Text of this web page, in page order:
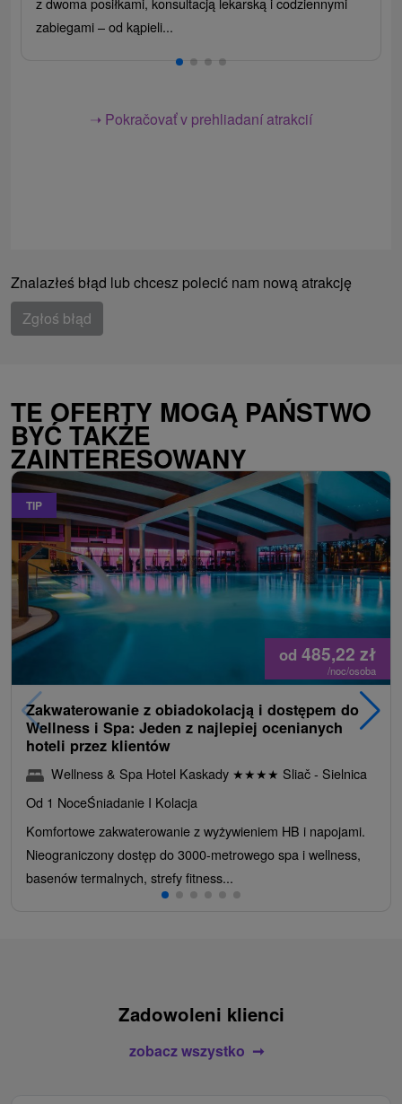
zabiegami – od kąpieli...
➝ Pokračovať v prehliadaní atrakcií
Znalazłeś błąd lub chcesz polecić nam nową atrakcję
Zgłoś błąd
TE OFERTY MOGĄ PAŃSTWO
BYĆ TAKŻE
ZAINTERESOWANY
TIP
od 485,22 zł
/noc/osoba
Zakwaterowanie z obiadokolacją i dostępem do
Wellness i Spa: Jeden z najlepiej ocenianych
hoteli przez klientów
Wellness & Spa Hotel Kaskady ★★★★ Sliač - Sielnica
Od 1 NoceŚniadanie I Kolacja
Komfortowe zakwaterowanie z wyżywieniem HB i napojami.
Nieograniczony dostęp do 3000-metrowego spa i wellness,
basenów termalnych, strefy fitness...
Zadowoleni klienci
zobacz wszystko